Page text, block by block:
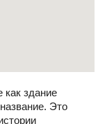
как здание
Это